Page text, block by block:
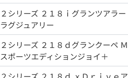
２シリーズ ２１８ｉグランツアラー
ラグジュアリー
２シリーズ ２１８ｄグランクーペ Ｍ
スポーツエディションジョイ＋